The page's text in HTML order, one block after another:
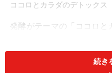
ココロとカラダのデトック
発酵がテーマの「ココロ
のHATAKEカフェにて開催
と台湾茶を楽しみながら、
続き